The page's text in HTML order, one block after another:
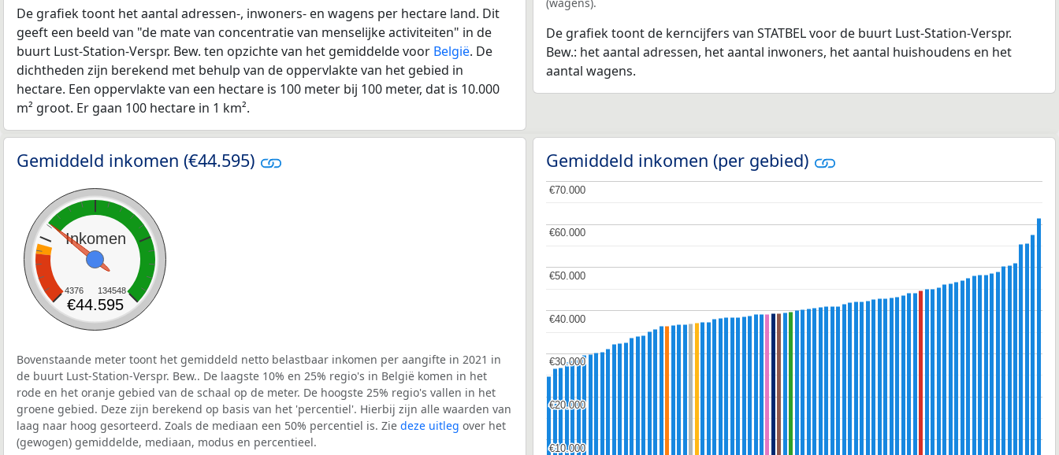
De grafiek toont het aantal adressen-, inwoners- en wagens per hectare land. Dit
geeft een beeld van "de mate van concentratie van menselijke activiteiten" in de
buurt Lust-Station-Verspr. Bew. ten opzichte van het gemiddelde voor België. De
dichtheden zijn berekend met behulp van de oppervlakte van het gebied in
hectare. Een oppervlakte van een hectare is 100 meter bij 100 meter, dat is 10.000
m² groot. Er gaan 100 hectare in 1 km².
(wagens).
De grafiek toont de kerncijfers van STATBEL voor de buurt Lust-Station-Verspr.
Bew.: het aantal adressen, het aantal inwoners, het aantal huishoudens en het
aantal wagens.
Gemiddeld inkomen (€44.595)
Inkomen
4376 134548
€44.595
Bovenstaande meter toont het gemiddeld netto belastbaar inkomen per aangifte in 2021 in
de buurt Lust-Station-Verspr. Bew.. De laagste 10% en 25% regio's in België komen in het
rode en het oranje gebied van de schaal op de meter. De hoogste 25% regio's vallen in het
groene gebied. Deze zijn berekend op basis van het 'percentiel'. Hierbij zijn alle waarden van
laag naar hoog gesorteerd. Zoals de mediaan een 50% percentiel is. Zie deze uitleg over het
(gewogen) gemiddelde, mediaan, modus en percentieel.
Gemiddeld inkomen (per gebied)
€10.000
€10.000
€20.000
€20.000
€30.000
€30.000
€40.000
€40.000
€50.000
€50.000
€60.000
€60.000
€70.000
€70.000